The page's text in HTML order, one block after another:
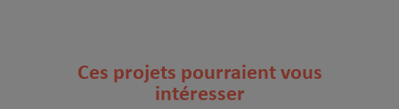
Ces projets pourraient vous
intéresser